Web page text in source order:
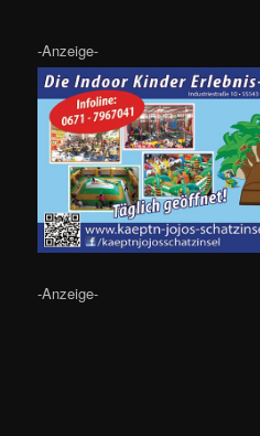
-Anzeige-
-Anzeige-